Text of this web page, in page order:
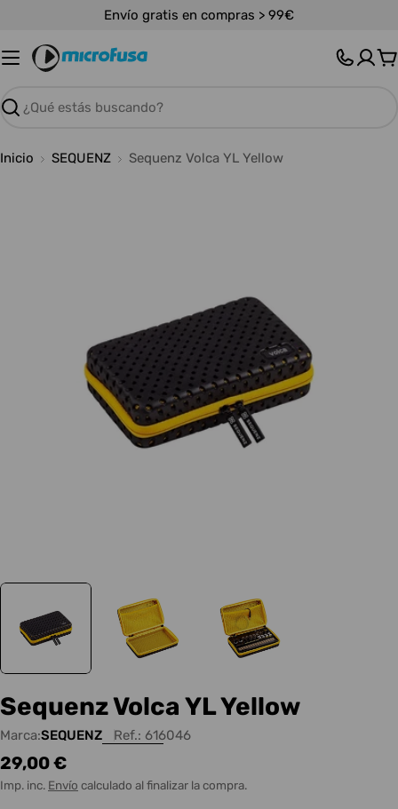
contenido
Envío gratis en compras > 99€
Buscar
Inicio SEQUENZ Sequenz Volca YL Yellow
medios 0 en modal
Sequenz Volca YL Yellow
Marca:SEQUENZ Ref.: 616046
Precio
habitual
29,00 €
Imp. inc. Envío calculado al finalizar la compra.